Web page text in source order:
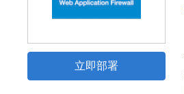
立即部署